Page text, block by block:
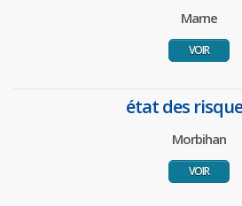
Marne
VOIR
état des
Morbihan
VOIR